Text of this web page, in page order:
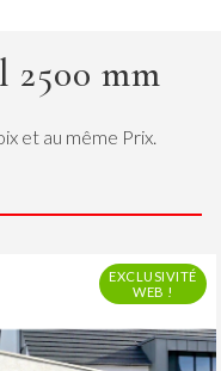
mm
et au même Prix.
EXCLUSIVITÉ
WEB !